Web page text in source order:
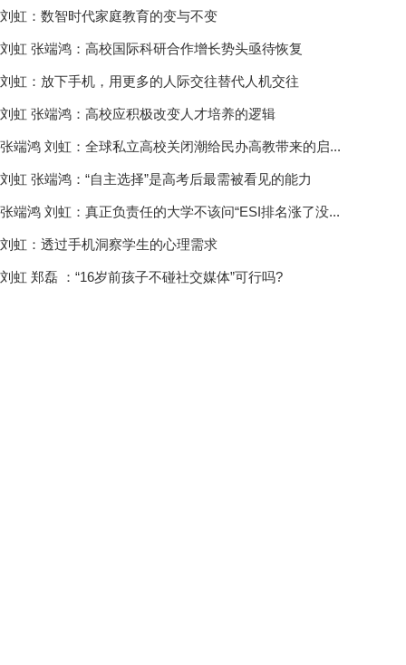
刘虹：数智时代家庭教育的变与不变
刘虹 张端鸿：高校国际科研合作增长势头亟待恢复
刘虹：放下手机，用更多的人际交往替代人机交往
刘虹 张端鸿：高校应积极改变人才培养的逻辑
张端鸿 刘虹：全球私立高校关闭潮给民办高教带来的启...
刘虹 张端鸿：“自主选择”是高考后最需被看见的能力
张端鸿 刘虹：真正负责任的大学不该问“ESI排名涨了没...
刘虹：透过手机洞察学生的心理需求
刘虹 郑磊 ：“16岁前孩子不碰社交媒体”可行吗?